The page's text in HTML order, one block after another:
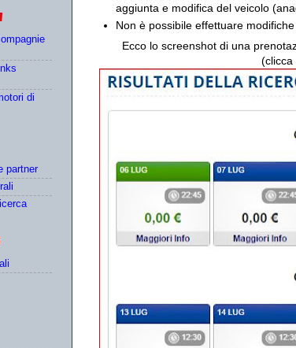
aggiunta e modifica del veicolo
Non è possibile effettuare
Ecco lo screenshot di una
(clicca
di
partner